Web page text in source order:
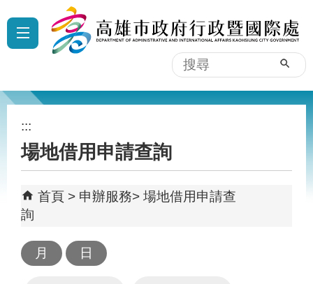
跳到主要內容區塊
搜
尋
:::
場地借用申請查詢
首頁 申辦服務
場地借用申請查
詢